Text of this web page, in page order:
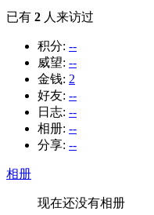
已有 2 人来访过
积分: --
威望: --
金钱: 2
好友: --
日志: --
相册: --
分享: --
相册
现在还没有相册